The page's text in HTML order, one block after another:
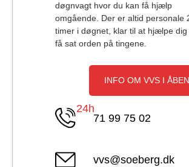
døgnvagt hvor du kan få hjælp
omgående. Der er altid personale
timer i døgnet, klar til at hjælpe dig
få sat orden på tingene.
INFO OM VVS I
24h
71 99 75 02
vvs@soeberg.dk